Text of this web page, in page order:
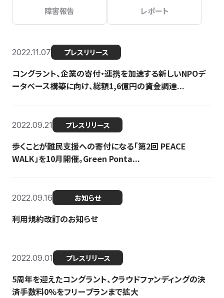
障害報告 レポート
2022.11.07 プレスリリース
コングラント、企業の寄付・連携を加速する新しいNPOデ
ータベース構築に向け、総額1,6億円の資金調達...
2022.09.21 プレスリリース
歩くことが難民支援への寄付になる「第2回 PEACE
WALK」を10月開催。Green Ponta...
2022.09.16 お知らせ
利用規約改訂のお知らせ
2022.09.01 プレスリリース
5周年を迎えたコングラント、クラウドファンディングの決
済手数料0%をフリープランまで拡大